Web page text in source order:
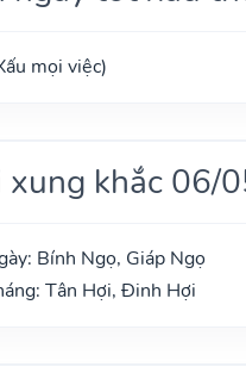
mọi việc)
xung khắc 06/
Bính Ngọ, Giáp Ngọ
Tân Hợi, Đinh Hợi